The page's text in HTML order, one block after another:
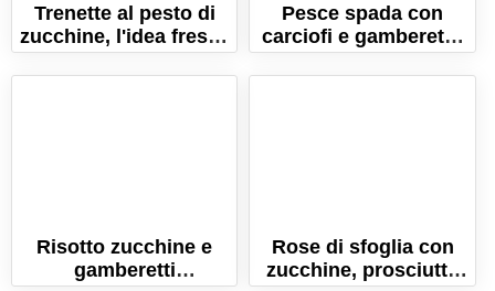
Trenette al pesto di
zucchine, l'idea fresca
per l'estate!
Pesce spada con
carciofi e gamberetti:
un secondo piatto
sano ed equilibrato!
Risotto zucchine e
gamberetti
Rose di sfoglia con
zucchine, prosciutto